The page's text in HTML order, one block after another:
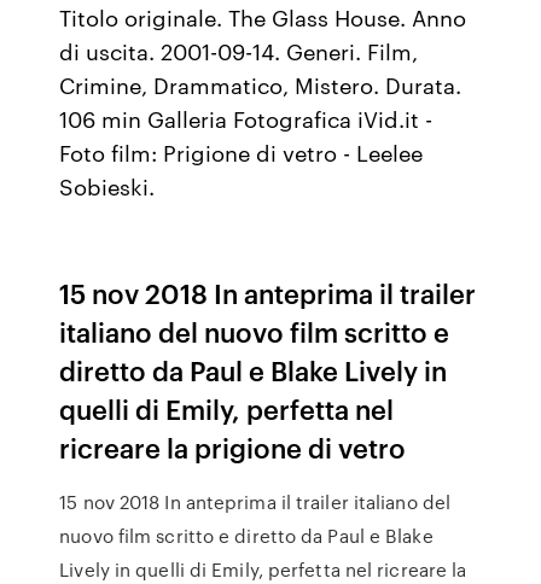
Titolo originale. The Glass House. Anno
di uscita. 2001-09-14. Generi. Film,
Crimine, Drammatico, Mistero. Durata.
106 min Galleria Fotografica iVid.it -
Foto film: Prigione di vetro - Leelee
Sobieski.
15 nov 2018 In anteprima il trailer
italiano del nuovo film scritto e
diretto da Paul e Blake Lively in
quelli di Emily, perfetta nel
ricreare la prigione di vetro
15 nov 2018 In anteprima il trailer italiano del
nuovo film scritto e diretto da Paul e Blake
Lively in quelli di Emily, perfetta nel ricreare la